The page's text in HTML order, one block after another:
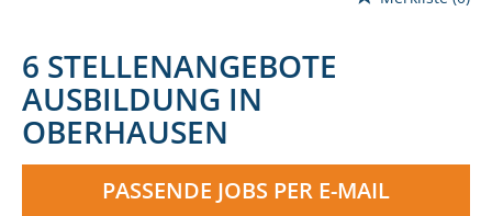
6 STELLENANGEBOTE
AUSBILDUNG IN
OBERHAUSEN
PASSENDE JOBS PER E-MAIL